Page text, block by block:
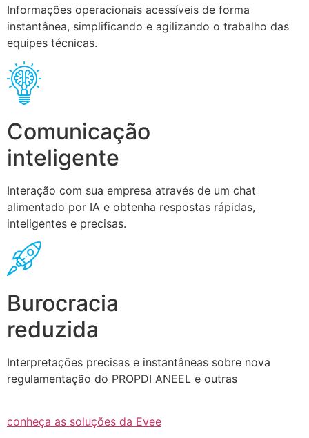
Informações operacionais acessíveis de forma
instantânea, simplificando e agilizando o trabalho das
equipes técnicas.
Comunicação
inteligente
Interação com sua empresa através de um chat
alimentado por IA e obtenha respostas rápidas,
inteligentes e precisas.
Burocracia
reduzida
Interpretações precisas e instantâneas sobre nova
regulamentação do PROPDI ANEEL e outras
conheça as soluções da Evee